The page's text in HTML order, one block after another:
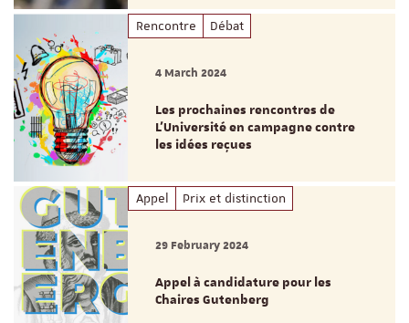
Rencontre Débat
4 March 2024
Les prochaines rencontres de
L'Université en campagne contre
les idées reçues
Appel Prix et distinction
29 February 2024
Appel à candidature pour les
Chaires Gutenberg